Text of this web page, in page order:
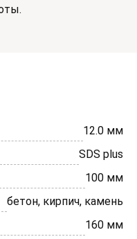
12.0 мм
SDS plus
100 мм
бетон, кирпич, камень
160 мм